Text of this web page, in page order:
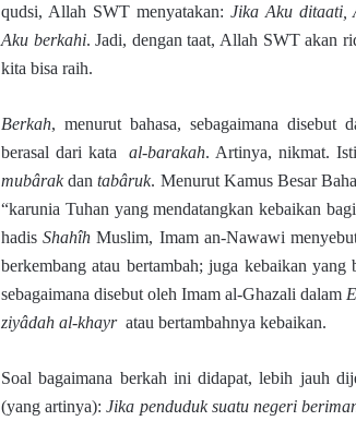
qudsi, Allah SWT menyatakan: Jika Aku ditaati,
Aku berkahi. Jadi, dengan taat, Allah SWT akan
kita bisa raih.
Berkah, menurut bahasa, sebagaimana disebut
berasal dari kataal-barakah. Artinya, nikmat.
mubârakdantabâruk. Menurut Kamus Besar
“karunia Tuhan yang mendatangkan kebaikan
hadisShahîh Muslim, Imam an-Nawawi
berkembang atau bertambah; juga kebaikan
sebagaimana disebut oleh Imam al-Ghazali dalam
ziyâdah al-khayr atau bertambahnya kebaikan.
Soal bagaimana berkah ini didapat, lebih jauh
(yang artinya):Jika penduduk suatu negeri